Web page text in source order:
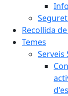
Recollida
Temes
Serveis